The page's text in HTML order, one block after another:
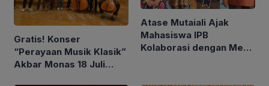
Gratis! Konser
“Perayaan Musik Klasik”
Akbar Monas 18 Juli
Atase Mutaiali Ajak
Mahasiswa IPB
Kolaborasi dengan Mesir